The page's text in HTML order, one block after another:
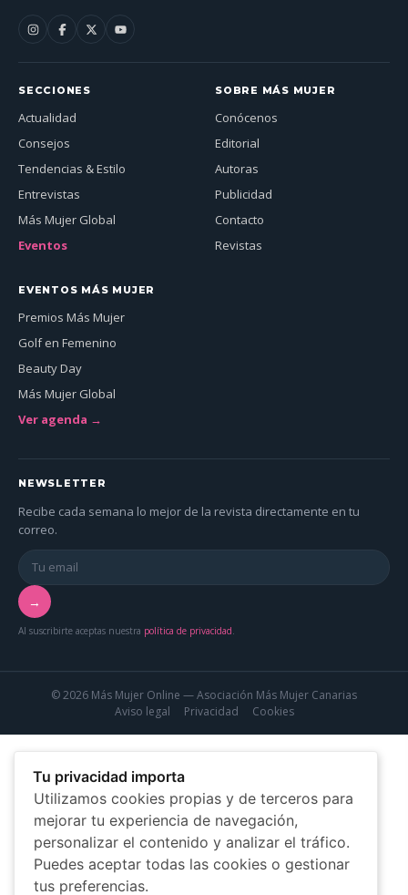
SECCIONES
Actualidad
Consejos
Tendencias & Estilo
Entrevistas
Más Mujer Global
Eventos
SOBRE MÁS MUJER
Conócenos
Editorial
Autoras
Publicidad
Contacto
Revistas
EVENTOS MÁS MUJER
Premios Más Mujer
Golf en Femenino
Beauty Day
Más Mujer Global
Ver agenda →
NEWSLETTER
Recibe cada semana lo mejor de la revista directamente en tu
correo.
→
Al suscribirte aceptas nuestra política de privacidad.
© 2026 Más Mujer Online — Asociación Más Mujer Canarias
Aviso legal
Privacidad Cookies
Tu privacidad importa
Utilizamos cookies propias y de terceros para
mejorar tu experiencia de navegación,
personalizar el contenido y analizar el tráfico.
Puedes aceptar todas las cookies o gestionar
tus preferencias.